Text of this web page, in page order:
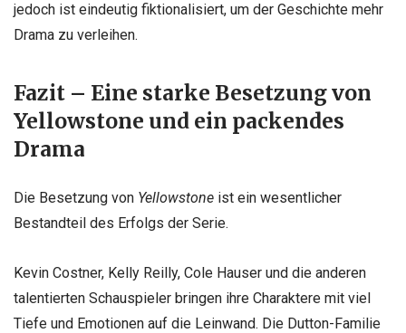
jedoch ist eindeutig fiktionalisiert, um der Geschichte mehr
Drama zu verleihen.
Fazit – Eine starke Besetzung von
Yellowstone und ein packendes
Drama
Die Besetzung von Yellowstone ist ein wesentlicher
Bestandteil des Erfolgs der Serie.
Kevin Costner, Kelly Reilly, Cole Hauser und die anderen
talentierten Schauspieler bringen ihre Charaktere mit viel
Tiefe und Emotionen auf die Leinwand. Die Dutton-Familie